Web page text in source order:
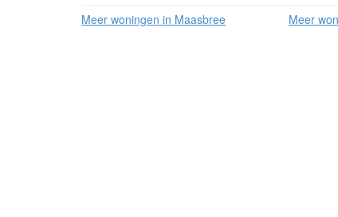
Meer woningen in Maasbree Meer